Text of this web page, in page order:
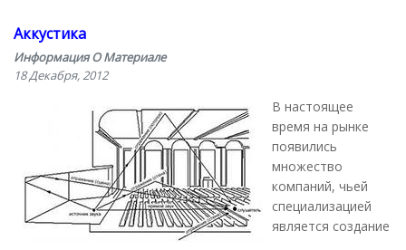
Аккустика
Информация О Материале
18 Декабря, 2012
В настоящее
время на рынке
появились
множество
компаний, чьей
специализацией
является создание